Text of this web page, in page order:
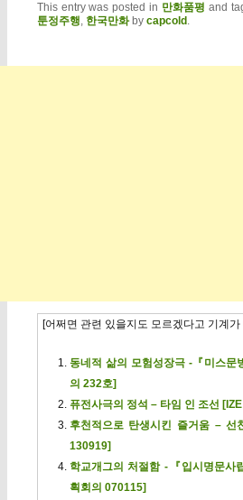
This entry was posted in 만화품평 and
툰정주행, 한국만화by capcold .
[어쩌면 관련 있을지도 모르겠다고 기계
동네적 삶의 모험성장극 -『미스문
의 232호]
퓨전사극의 정석 – 타임 인 조선
후천적으로 탄생시킨 즐거움 – 선
130919]
학교개그의 처절함 -『입시명문사
획회의 070115]